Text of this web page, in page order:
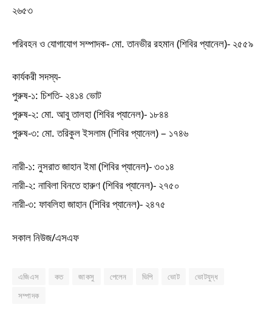
২৬৫৩
পরিবহন ও যোগাযোগ সম্পাদক- মো. তানভীর রহমান (শিবির প্যানেল)- ২৫৫৯
কার্যকরী সদস্য-
পুরুষ-১: চিশতি- ২৪১৪ ভোট
পুরুষ-২: মো. আবু তালহা (শিবির প্যানেল)- ১৮৪৪
পুরুষ-৩: মো. তরিকুল ইসলাম (শিবির প্যানেল) – ১৭৪৬
নারী-১: নুসরাত জাহান ইমা (শিবির প্যানেল)- ৩০১৪
নারী-২: নাবিলা বিনতে হারুণ (শিবির প্যানেল)- ২৭৫০
নারী-৩: ফাবলিহা জাহান (শিবির প্যানেল)- ২৪৭৫
সকাল নিউজ/এসএফ
এজিএস কত জাকসু পেলেন ভিপি ভোট
ভোটযুদ্ধ
সম্পাদক